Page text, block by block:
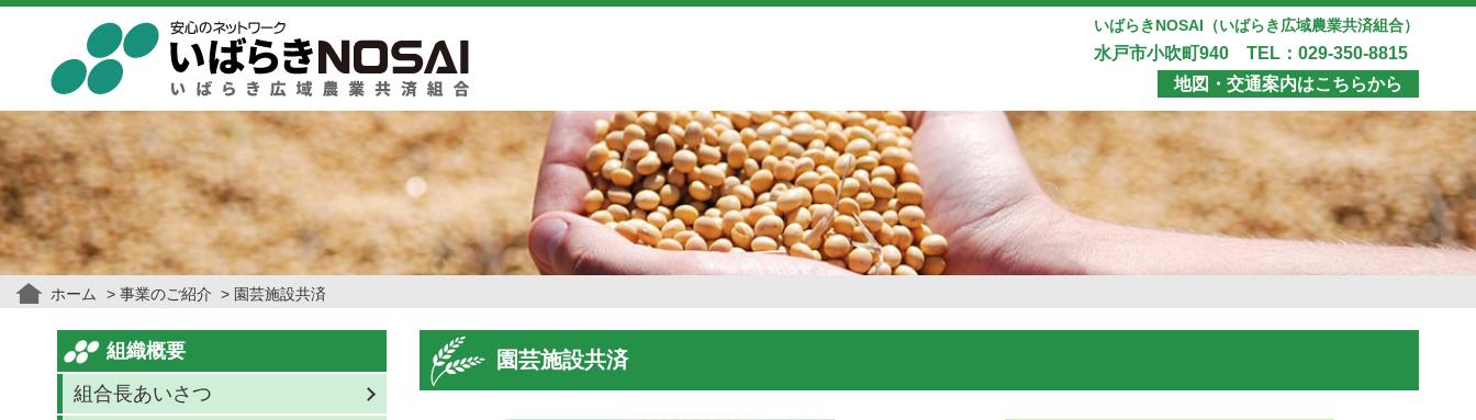
いばらきNOSAI（いばらき広域農業共済組合）
水戸市小吹町940 TEL：029-350-8815
地図・交通案内はこちらから
ホーム 事業のご紹介 園芸施設共済
組織概要
組合長あいさつ
園芸施設共済